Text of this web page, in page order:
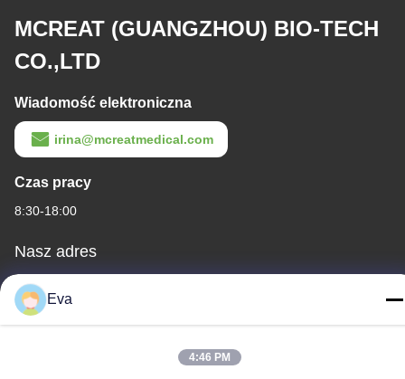
MCREAT (GUANGZHOU) BIO-TECH
CO.,LTD
Wiadomość elektroniczna
irina@mcreatmedical.com
Czas pracy
8:30-18:00
Nasz adres
Adres
Trzecie piętro, B15 Huachuang Industrial Area, Jinshan Cun, Shiji
Town, Panyu District, Guangzhou, Guangdong China
Eva
4:46 PM